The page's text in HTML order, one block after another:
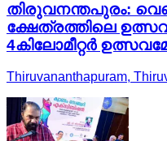
തിരുവനന്തപുരം:
ക്ഷേത്രത്തിലെ
4കിലോമീറ്റര്‍
Thiruvananthapuram,